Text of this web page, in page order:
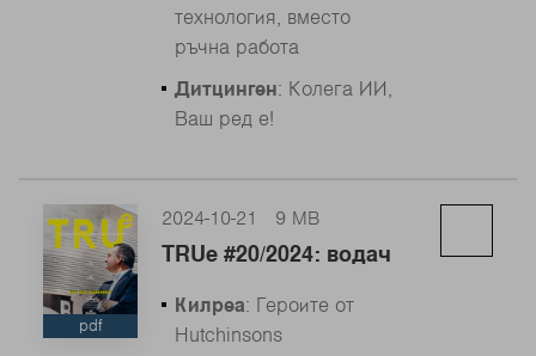
технология, вместо
ръчна работа
Дитцинген: Колега ИИ,
Ваш ред е!
pdf
2024-10-21 9 MB
TRUe #20/2024: водач
Килреа: Героите от
Hutchinsons